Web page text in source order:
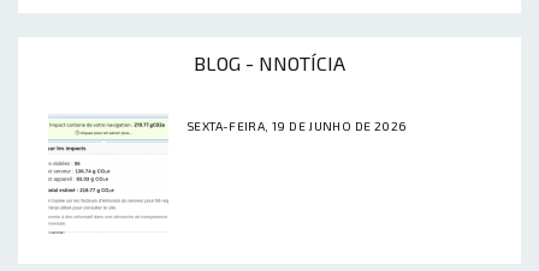
BLOG - NNOTÍCIA
SEXTA-FEIRA, 19 DE JUNHO DE 2026